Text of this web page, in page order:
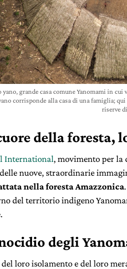
grande casa comune Yanomami in
corrisponde alla casa di una famiglia;
riserve
della foresta,
International, movimento per
nuove, straordinarie
nella foresta Amazzonica
del territorio indigeno
degli
loro isolamento e del loro